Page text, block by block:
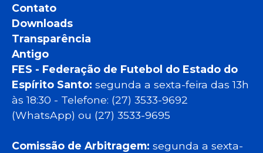
Contato
Downloads
Transparência
Antigo
FES - Federação de Futebol do Estado do
Espírito Santo: segunda a sexta-feira das 13h
às 18:30 - Telefone: (27) 3533-9692
(WhatsApp) ou (27) 3533-9695
Comissão de Arbitragem: segunda a sexta-